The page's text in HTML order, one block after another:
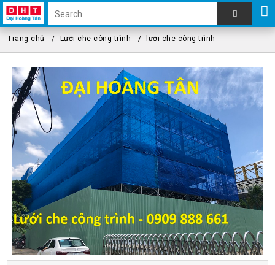
Trang chủ Lưới che công trình lưới che công trình